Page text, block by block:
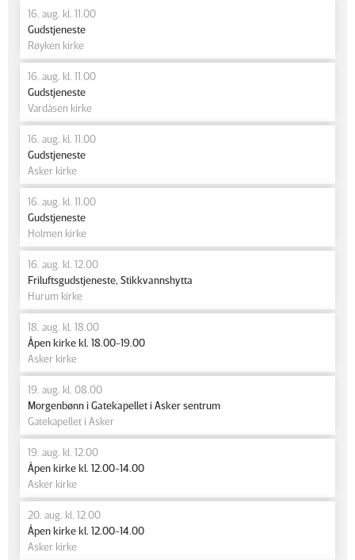
16. aug. kl. 11.00
Gudstjeneste
Røyken kirke
16. aug. kl. 11.00
Gudstjeneste
Vardåsen kirke
16. aug. kl. 11.00
Gudstjeneste
Asker kirke
16. aug. kl. 11.00
Gudstjeneste
Holmen kirke
16. aug. kl. 12.00
Friluftsgudstjeneste, Stikkvannshytta
Hurum kirke
18. aug. kl. 18.00
Åpen kirke kl. 18.00-19.00
Asker kirke
19. aug. kl. 08.00
Morgenbønn i Gatekapellet i Asker sentrum
Gatekapellet i Asker
19. aug. kl. 12.00
Åpen kirke kl. 12.00-14.00
Asker kirke
20. aug. kl. 12.00
Åpen kirke kl. 12.00-14.00
Asker kirke